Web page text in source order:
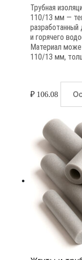
Трубная
110/13 мм —
разработанный
и горячего
Материал
110/13 мм,
₽ 106.08